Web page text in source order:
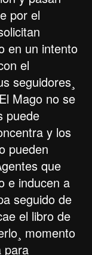
por el
en un intento
el
seguidores¸
Mago no se
puede
y los
pueden
que
e inducen a
seguido de
el libro de
momento
para